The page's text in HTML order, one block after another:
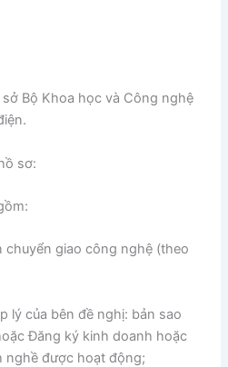
Bộ Khoa học và Công nghệ
sơ:
giao công nghệ (theo
lý của bên đề nghị: bản sao
Đăng ký kinh doanh hoặc
nghề được hoạt động;